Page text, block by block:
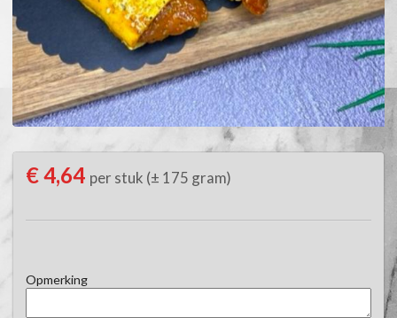
€ 4,64 per stuk (± 175 gram)
Opmerking